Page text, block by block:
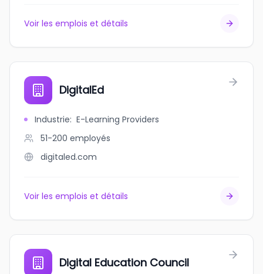
Voir les emplois et détails
DigitalEd
Industrie: E-Learning Providers
51-200 employés
digitaled.com
Voir les emplois et détails
Digital Education Council